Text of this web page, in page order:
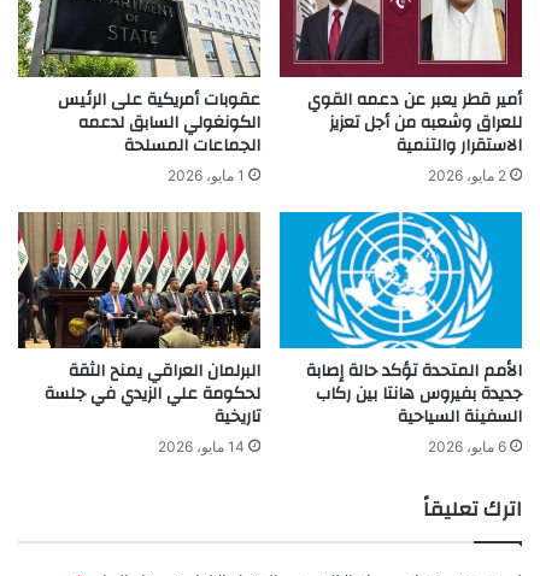
أمير قطر يعبر عن دعمه القوي
للعراق وشعبه من أجل تعزيز
الاستقرار والتنمية
2 مايو، 2026
عقوبات أمريكية على الرئيس
الكونغولي السابق لدعمه
الجماعات المسلحة
1 مايو، 2026
الأمم المتحدة تؤكد حالة إصابة
جديدة بفيروس هانتا بين ركاب
السفينة السياحية
6 مايو، 2026
البرلمان العراقي يمنح الثقة
لحكومة علي الزيدي في جلسة
تاريخية
14 مايو، 2026
اترك تعليقاً